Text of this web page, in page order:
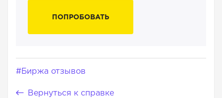
ПОПРОБОВАТЬ
#Биржа отзывов
Вернуться к справке